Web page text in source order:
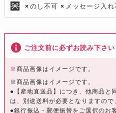
× のし不可 × メッセージ入れ
ご注文前に必ずお読み下さい
※商品画像はイメージです。
※商品画像はイメージです。
●【産地直送品】につき、他商品と
は、別途送料が必要となりますので
●銀行振込・郵便振替をご選択のお